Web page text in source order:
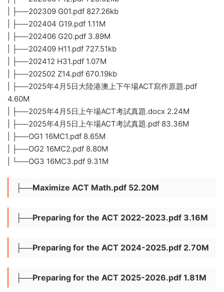
| ├──202309 G01.pdf 827.26kb
| ├──202404 G19.pdf 1.11M
| ├──202406 G20.pdf 3.89M
| ├──202409 H11.pdf 727.51kb
| ├──202412 H31.pdf 1.07M
| ├──202502 Z14.pdf 670.19kb
| ├──2025年4月5日大陸港澳上下午場ACT寫作原題.pdf
4.60M
| ├──2025年4月5日上午場ACT考試真題.docx 2.24M
| ├──2025年4月5日上午場ACT考試真題.pdf 83.36M
| ├──OG1 16MC1.pdf 8.65M
| ├──OG2 16MC2.pdf 8.80M
| └──OG3 16MC3.pdf 9.31M
├──Maximize ACT Math.pdf 52.20M
├──Preparing for the ACT 2022-2023.pdf 3.16M
├──Preparing for the ACT 2024-2025.pdf 2.70M
├──Preparing for the ACT 2025-2026.pdf 1.81M